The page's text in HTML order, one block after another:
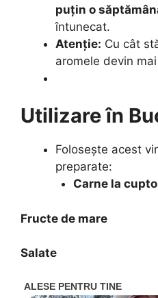
puțin o
întunecat.
Atenție: Cu cât
aromele devin
Utilizare în
Folosește acest
preparate:
Carne la
Fructe de mare
Salate